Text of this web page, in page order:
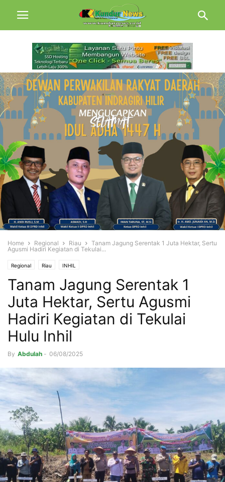
Home Regional Riau
Tanam Jagung Serentak 1 Juta Hektar, Sertu
Agusmi Hadiri Kegiatan di Tekulai...
Regional Riau INHIL
Tanam Jagung Serentak 1
Juta Hektar, Sertu Agusmi
Hadiri Kegiatan di Tekulai
Hulu Inhil
By Abdulah - 06/08/2025